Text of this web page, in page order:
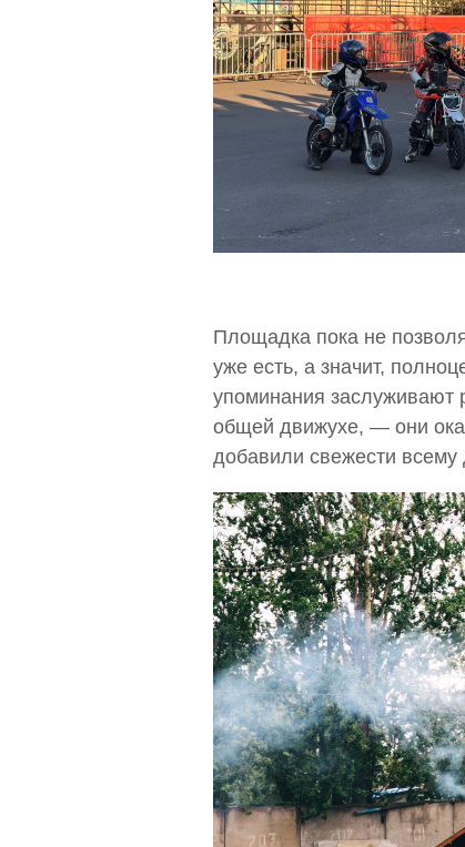
Площадка пока не
уже есть, а значит,
упоминания заслуживают
общей движухе, — они
добавили свежести всему